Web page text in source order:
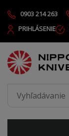
0903 214 263
PRIHLÁSENIE